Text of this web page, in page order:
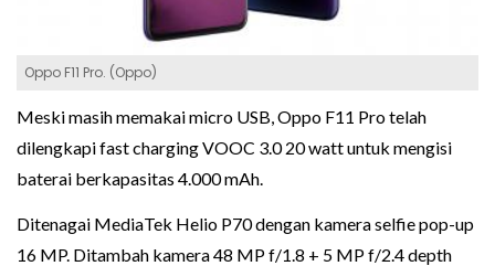
Oppo F11 Pro. (Oppo)
Meski masih memakai micro USB, Oppo F11 Pro telah
dilengkapi fast charging VOOC 3.0 20 watt untuk mengisi
baterai berkapasitas 4.000 mAh.
Ditenagai MediaTek Helio P70 dengan kamera selfie pop-up
16 MP. Ditambah kamera 48 MP f/1.8 + 5 MP f/2.4 depth